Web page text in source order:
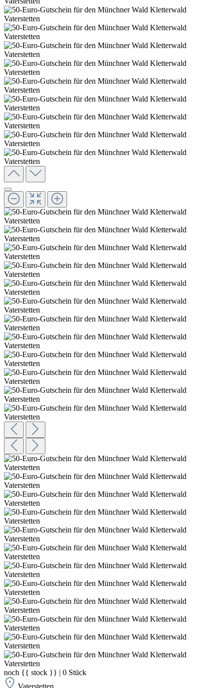
noch {{ stock }} | 0 Stück
Vaterstetten